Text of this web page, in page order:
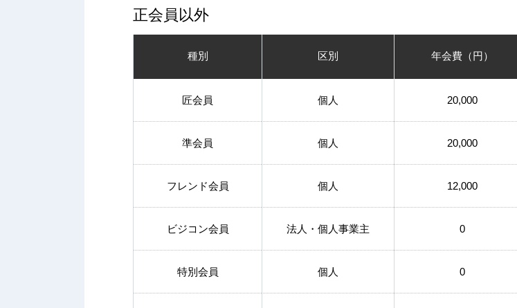
正会員以外
種別 区別 年会費（円）
匠会員 個人 20,000
準会員 個人 20,000
フレンド会員 個人 12,000
ビジコン会員 法人・個人事業主 0
特別会員 個人 0